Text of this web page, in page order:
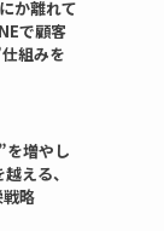
か離れて
で顧客
組みを
を増やし
える、
略